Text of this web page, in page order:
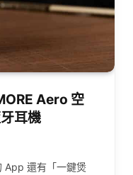
Aero 空
耳機
App 還有「一鍵煲